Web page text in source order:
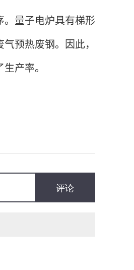
。量子电炉具有梯形
预热废钢。因此，
产率。
评论